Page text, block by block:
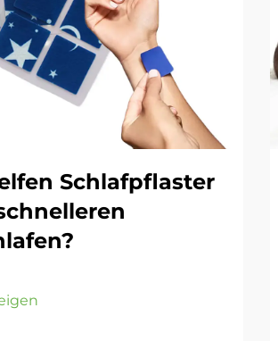
Schlafpflaster